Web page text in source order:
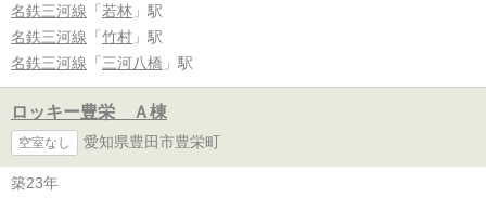
名鉄三河線 「 若林 」駅
名鉄三河線 「 竹村 」駅
名鉄三河線 「 三河八橋 」駅
ロッキー豊栄 Ａ棟
空室なし 愛知県豊田市豊栄町
築23年